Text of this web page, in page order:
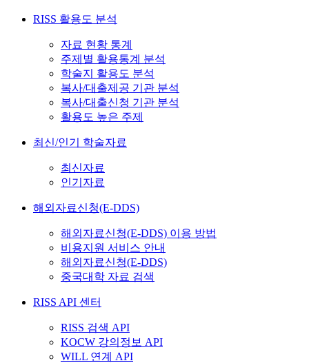
RISS 활용도 분석
자료 현황 통계
주제별 활용통계 분석
학술지 활용도 분석
복사/대출제공 기관 분석
복사/대출신청 기관 분석
활용도 높은 주제
최신/인기 학술자료
최신자료
인기자료
해외자료신청(E-DDS)
해외자료신청(E-DDS) 이용 방법
비용지원 서비스 안내
해외자료신청(E-DDS)
중국대학 자료 검색
RISS API 센터
RISS 검색 API
KOCW 강의정보 API
WILL 연계 API